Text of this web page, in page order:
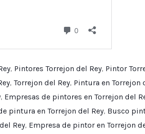
, Pintores Torrejon del Rey, Pintor
, Torrejon del Rey, Pintura en Torrejon
, Empresas de pintores en Torrejon del
pintura en Torrejon del Rey, Busco
Rey, Empresa de pintor en Torrejon